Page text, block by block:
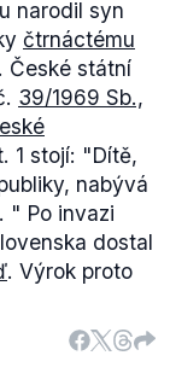
narodil syn
čtrnáctému
České státní
39/1969 Sb.,
1 stojí: "Dítě,
nabývá
" Po invazi
dostal
. Výrok proto